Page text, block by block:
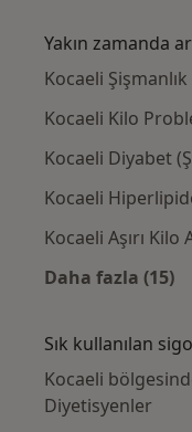
Yakın zamanda
Kocaeli
Kocaeli Kilo
Kocaeli Diyabet
Kocaeli
Kocaeli Aşırı Kilo
Daha fazla (15)
Sık kullanılan
Kocaeli
Diyetisyenler